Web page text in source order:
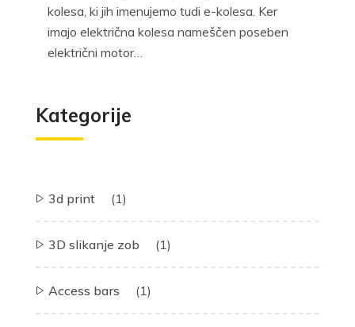
kolesa, ki jih imenujemo tudi e-kolesa. Ker
imajo električna kolesa nameščen poseben
električni motor…
Kategorije
3d print (1)
3D slikanje zob (1)
Access bars (1)